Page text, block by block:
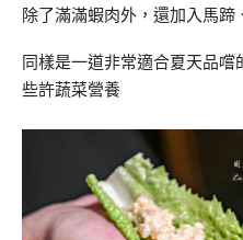
除了滿滿蝦肉外，還加入馬蹄
同樣是一道非常適合夏天品
些許蔬菜營養